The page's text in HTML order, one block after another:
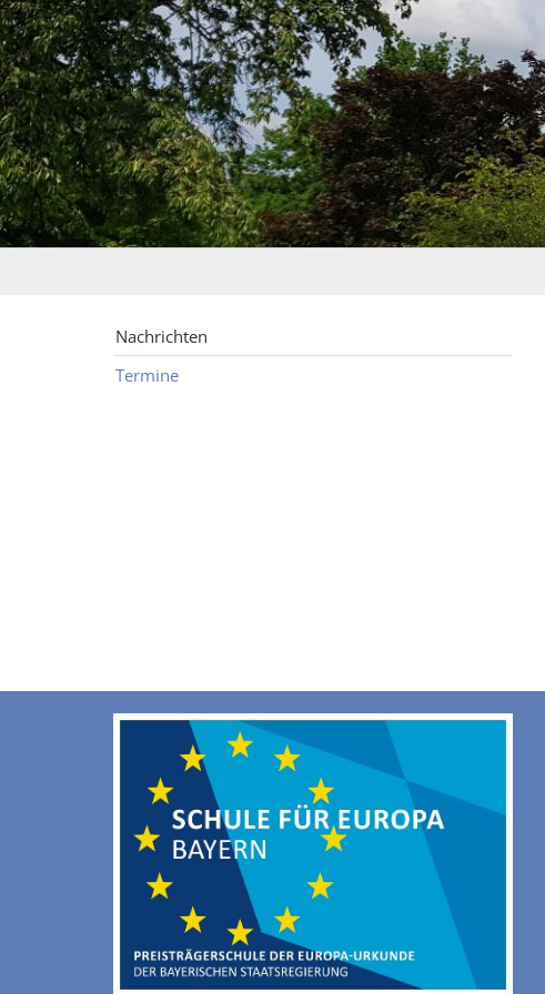
Nachrichten
Termine